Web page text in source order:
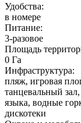
Удобства:
в номере
Питание:
3-разовое
Площадь
0 Га
Инфраструктура:
пляж, игровая
танцевальный
языка, водные
дискотеки